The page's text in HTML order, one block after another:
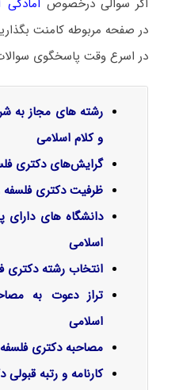
در صفحه مربوطه کامنت
در اسرع وقت پاسخگوی
رشته های مجاز به
و کلام اسلامی
گرایش‌های دکتری
ظرفیت دکتری فلسفه
دانشگاه های دارای
اسلامی
انتخاب رشته دکتری
تراز دعوت به
اسلامی
مصاحبه دکتری
کارنامه و رتبه